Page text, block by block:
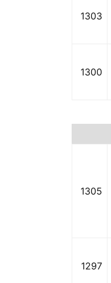
1303
1300
1305
1297